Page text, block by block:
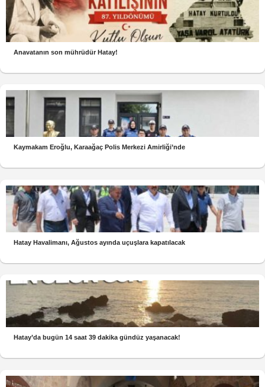
Anavatanın son mührüdür Hatay!
Kaymakam Eroğlu, Karaağaç Polis Merkezi Amirliği’nde
Hatay Havalimanı, Ağustos ayında uçuşlara kapatılacak
Hatay’da bugün 14 saat 39 dakika gündüz yaşanacak!